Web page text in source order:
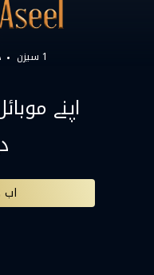
1 سیزن
اپنے
اب